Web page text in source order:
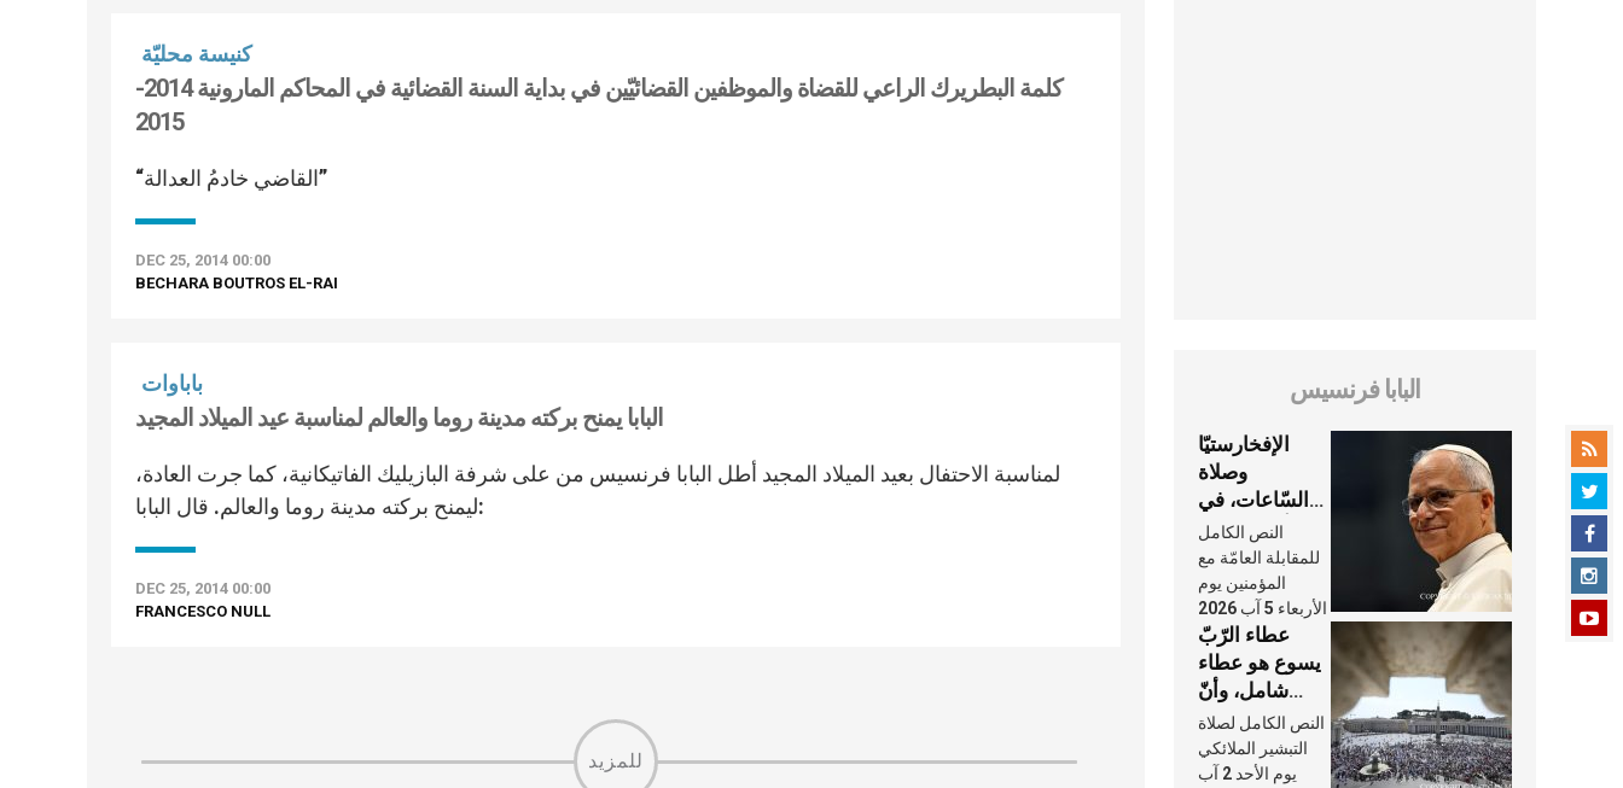
كنيسة محليّة
كلمة البطريرك الراعي للقضاة والموظفين القضائيّين في بداية السنة القضائية في المحاكم المارونية 2014-
2015
“القاضي خادمُ العدالة”
DEC 25, 2014 00:00
BECHARA BOUTROS EL-RAI
باباوات
البابا يمنح بركته مدينة روما والعالم لمناسبة عيد الميلاد المجيد
لمناسبة الاحتفال بعيد الميلاد المجيد أطل البابا فرنسيس من على شرفة البازيليك الفاتيكانية، كما جرت العادة،
ليمنح بركته مدينة روما والعالم. قال البابا:
DEC 25, 2014 00:00
FRANCESCO NULL
للمزيد
البابا فرنسيس
الإفخارستيّا
وصلاة
السّاعات، في
كلّ أسبوع وكلّ
يوم، هما النَّفَس
في حياة
الكنيسة
النص الكامل
للمقابلة العامّة مع
المؤمنين يوم
الأربعاء 5 آب 2026
عطاء الرّبّ
يسوع هو عطاء
شامل، وأنّ
عنايته بنا لا
تغيب عنّا أبدًا
النص الكامل لصلاة
التبشير الملائكي
يوم الأحد 2 آب